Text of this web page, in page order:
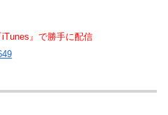
』で勝手に配信